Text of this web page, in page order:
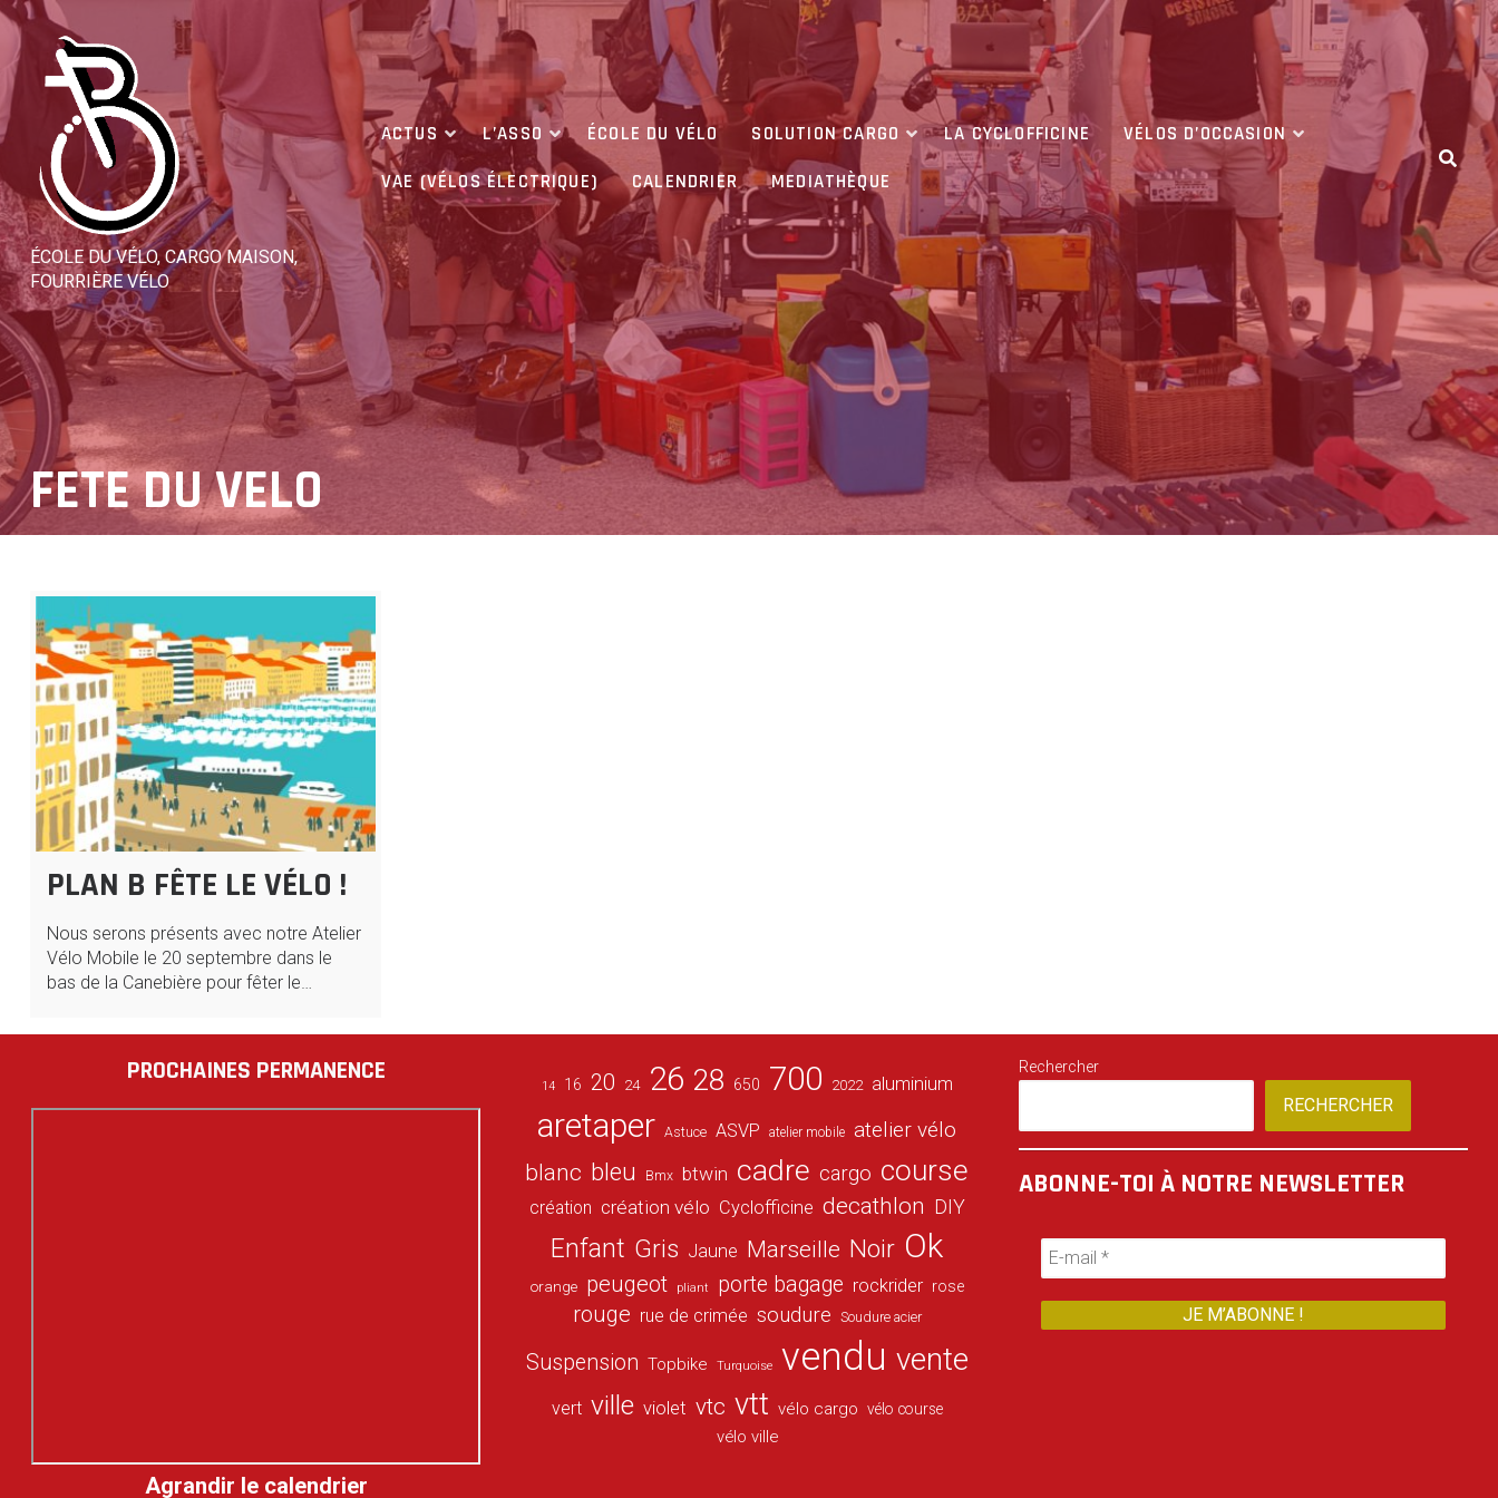
Skip
content
ÉCOLE DU VÉLO, CARGO MAISON,
FOURRIÈRE VÉLO
ACTUS L’ASSO ÉCOLE DU VÉLO SOLUTION CARGO LA CYCLOFFICINE
VÉLOS D’OCCASION
VAE (VÉLOS ÉLECTRIQUE)
CALENDRIER MEDIATHÈQUE
FETE DU VELO
PLAN B FÊTE LE VÉLO !
Nous serons présents avec notre Atelier
Vélo Mobile le 20 septembre dans le
bas de la Canebière pour fêter le…
PROCHAINES PERMANENCE
Agrandir le calendrier
14 16 20 24 26 28 650 700 2022 aluminium
aretaper Astuce ASVP atelier mobile atelier vélo
blanc bleu Bmx btwin cadre cargo course
création création vélo Cyclofficine decathlon DIY
Enfant Gris Jaune Marseille Noir Ok
orange peugeot pliant porte bagage rockrider rose
rouge rue de crimée soudure Soudure acier
Suspension Topbike Turquoise vendu vente
vert ville violet vtc vtt vélo cargo vélo course
vélo ville
Rechercher
RECHERCHER
ABONNE-TOI À NOTRE NEWSLETTER